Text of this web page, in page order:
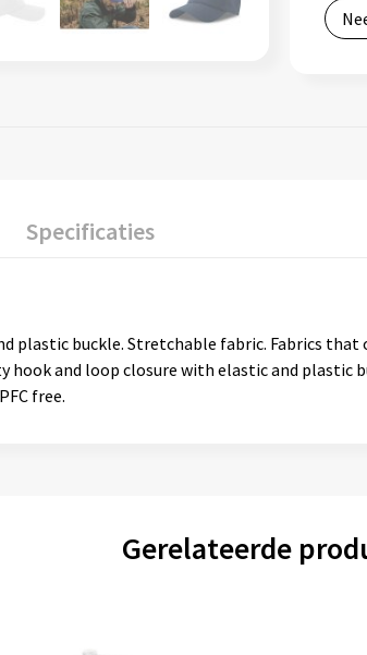
Specificaties
plastic buckle. Stretchable fabric. Fabrics
hook and loop closure with elastic and plastic
free.
Gerelateerde